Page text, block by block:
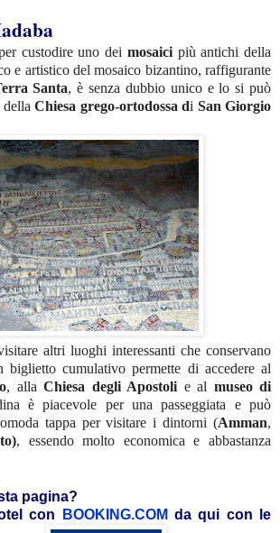
custodire uno dei mosaicipiù antichi della
e artistico del mosaico bizantino, raffigurante
Santa, è senza dubbio unico e lo si può
dellaChiesa grego-ortodossa di San Giorgio
altri luoghi interessanti che conservano
biglietto cumulativo permette di accedere al
, alla Chiesa degli Apostoli e al museo di
è piacevole per una passeggiata e può
tappa per visitare i dintorni (Amman,
, essendo molto economica e abbastanza
pagina?
con
BOOKING.COM da qui con le